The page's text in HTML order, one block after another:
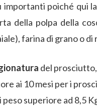
importanti poiché qui
della polpa della
farina di grano o
del
ai 10 mesi per i
superiore ad 8,5